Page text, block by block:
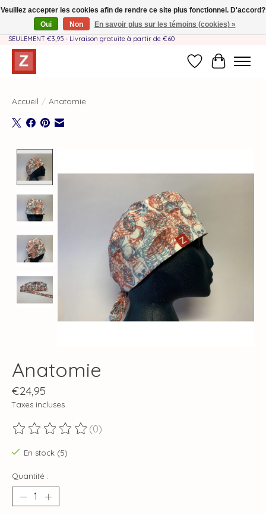
Fait à la main par une équipe mère-fille❤️ - Frais de livraison BE & NL
SEULEMENT €3,95 - Livraison gratuite à partir de €60
Liste dePanier
Accueil / Anatomie
Anatomie
€24,95
Taxes incluses
Ce produit est évalué à
(0)
En stock (5)
Quantité :
Veuillez accepter les cookies afin de rendre ce site plus fonctionnel. D'accord?
Oui
Non En savoir plus sur les témoins (cookies) »